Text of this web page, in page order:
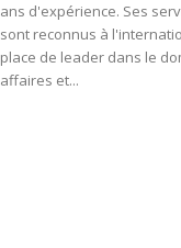
ans d'expérience. Ses
sont reconnus à
place de leader dans le
affaires et...